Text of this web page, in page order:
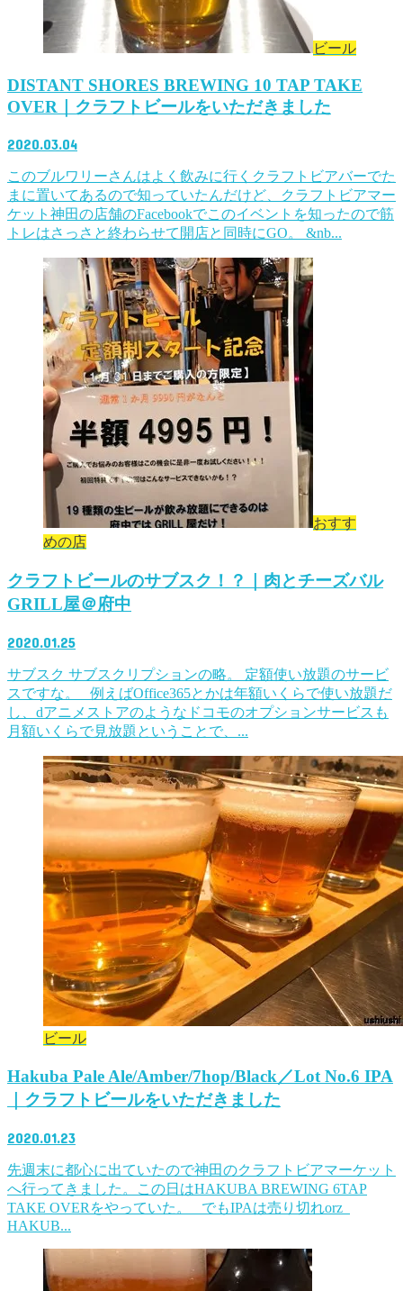
ビール
DISTANT SHORES BREWING 10 TAP TAKE
OVER｜クラフトビールをいただきました
2020.03.04
このブルワリーさんはよく飲みに行くクラフトビアバーでた
まに置いてあるので知っていたんだけど、クラフトビアマー
ケット神田の店舗のFacebookでこのイベントを知ったので筋
トレはさっさと終わらせて開店と同時にGO。 &nb...
おすす
めの店
クラフトビールのサブスク！？｜肉とチーズバル
GRILL屋＠府中
2020.01.25
サブスク サブスクリプションの略。 定額使い放題のサービ
スですな。 例えばOffice365とかは年額いくらで使い放題だ
し、dアニメストアのようなドコモのオプションサービスも
月額いくらで見放題ということで、...
ビール
Hakuba Pale Ale/Amber/7hop/Black／Lot No.6 IPA
｜クラフトビールをいただきました
2020.01.23
先週末に都心に出ていたので神田のクラフトビアマーケット
へ行ってきました。この日はHAKUBA BREWING 6TAP
TAKE OVERをやっていた。 でもIPAは売り切れorz
HAKUB...